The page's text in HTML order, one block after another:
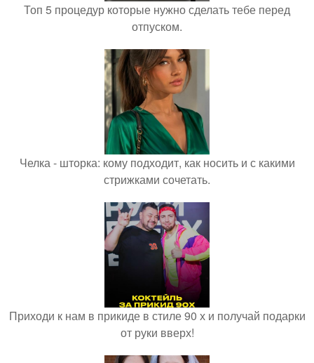
Топ 5 процедур которые нужно сделать тебе перед
отпуском.
Челка - шторка: кому подходит, как носить и с какими
стрижками сочетать.
Приходи к нам в прикиде в стиле 90 х и получай подарки
от руки вверх!